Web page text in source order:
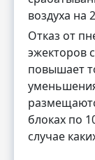
воздуха на
Отказ от
эжекторов
повышает
блоках по
случае